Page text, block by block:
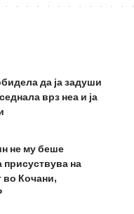
да ја задуши
врз неа и ја
не му беше
присуствува на
во Кочани,